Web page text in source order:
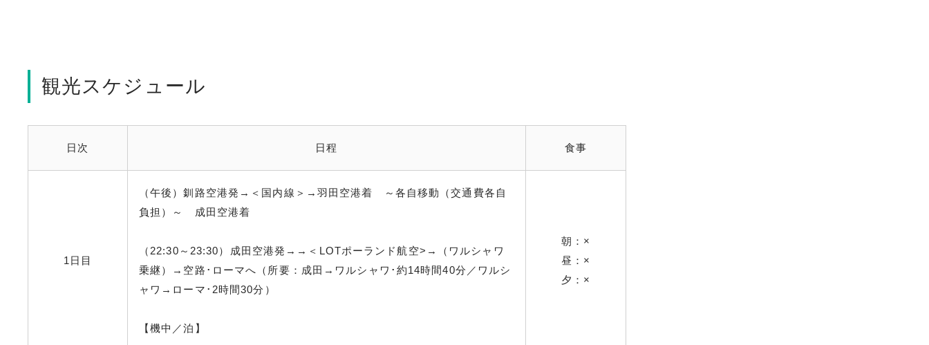
観光スケジュール
日次 日程 食事
1日目
（午後）釧路空港発→＜国内線＞→羽田空港着 ～各自移動（交通費各自
負担）～ 成田空港着
（22:30～23:30）成田空港発→→＜LOTポーランド航空>→（ワルシャワ
乗継）→空路･ローマへ（所要：成田→ワルシャワ･約14時間40分／ワルシ
ャワ→ローマ･2時間30分）
【機中／泊】
朝：×
昼：×
夕：×